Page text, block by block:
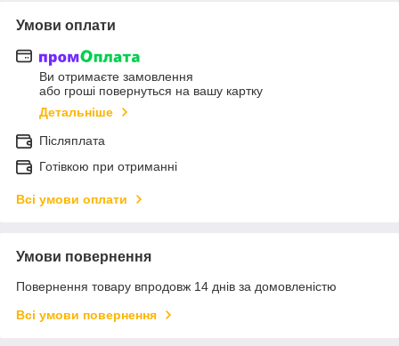
Умови оплати
Ви отримаєте замовлення
або гроші повернуться на вашу картку
Детальніше
Післяплата
Готівкою при отриманні
Всі умови оплати
Умови повернення
Повернення товару впродовж 14 днів за домовленістю
Всі умови повернення